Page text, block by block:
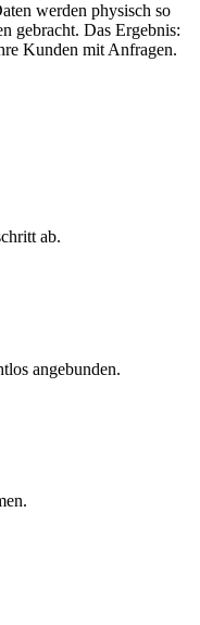
werden physisch so
gebracht. Das Ergebnis:
Kunden mit Anfragen.
ab.
angebunden.